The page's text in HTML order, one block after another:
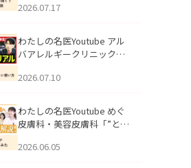
跡にVビームは効く？向いて
説」を公開いたしました。
2026.07.17
わたしの名医Youtube アル
バアレルギークリニック札
医師が明かす副作用・リバ
公開いたしました。
2026.07.10
わたしの名医Youtube めぐ
皮膚科・美容皮膚科「”とお
ッズの肌悩みに本気で答え
2026.06.05